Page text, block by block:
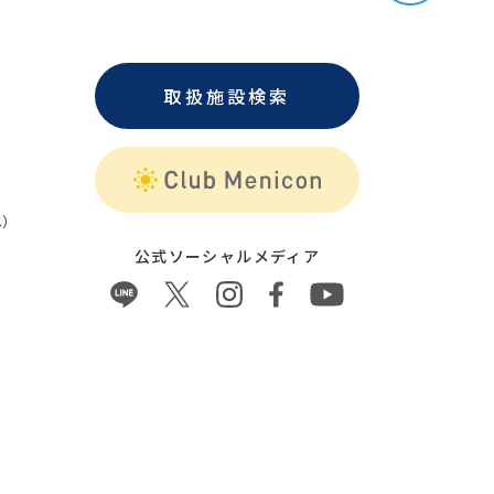
取扱施設検索
公式ソーシャルメディア